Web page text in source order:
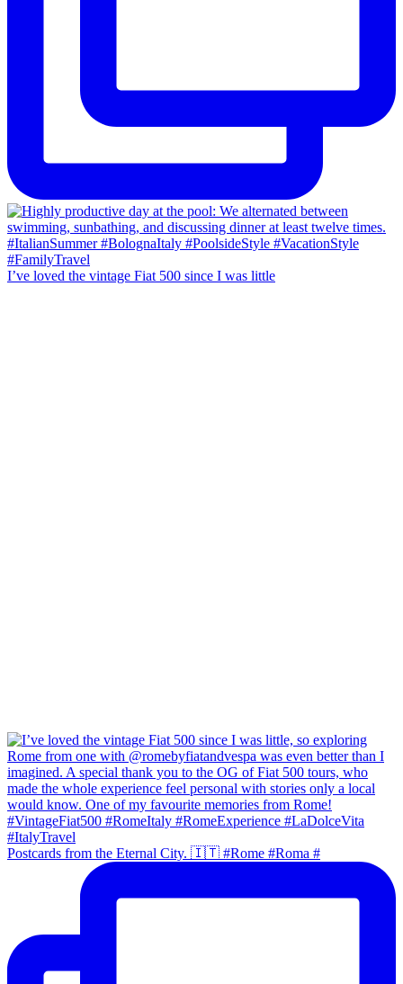
I’ve loved the vintage Fiat 500 since I was little
Postcards from the Eternal City. 🇮🇹 #Rome #Roma #